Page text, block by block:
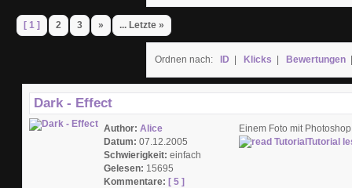
[ 1 ] 2 3 » ... Letzte »
Ordnen nach: ID Klicks Bewertungen
Dark - Effect
Author: Alice
Datum: 07.12.2005
Schwierigkeit: einfach
Gelesen: 15695
Kommentare: [ 5 ]
Einem Foto mit
Tutorial